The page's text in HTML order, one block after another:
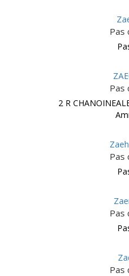
Pas
Pas
2 R
Pas
Pas
Pas